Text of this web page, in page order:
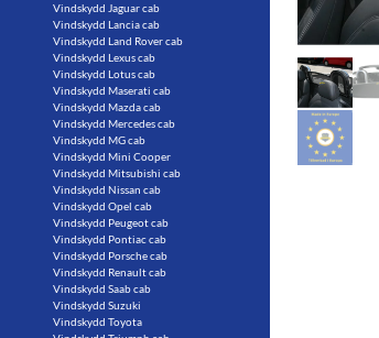
Vindskydd Jaguar cab
Vindskydd Lancia cab
Vindskydd Land Rover cab
Vindskydd Lexus cab
Vindskydd Lotus cab
Vindskydd Maserati cab
Vindskydd Mazda cab
Vindskydd Mercedes cab
Vindskydd MG cab
Vindskydd Mini Cooper
Vindskydd Mitsubishi cab
Vindskydd Nissan cab
Vindskydd Opel cab
Vindskydd Peugeot cab
Vindskydd Pontiac cab
Vindskydd Porsche cab
Vindskydd Renault cab
Vindskydd Saab cab
Vindskydd Suzuki
Vindskydd Toyota